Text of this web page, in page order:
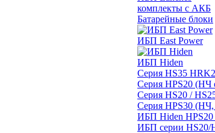
комплекты с АКБ
Батарейные блоки
ИБП East Power
ИБП Hiden
Серия HS35
Серия HPS20 (НЧ
Серия HS20 /
Серия HPS30
ИБП Hiden HPS20
ИБП серии HS20/